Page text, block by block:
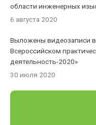
области инженерных
6 августа 2020
Выложены видеозаписи
Всероссийском
деятельность-2020»
30 июля 2020